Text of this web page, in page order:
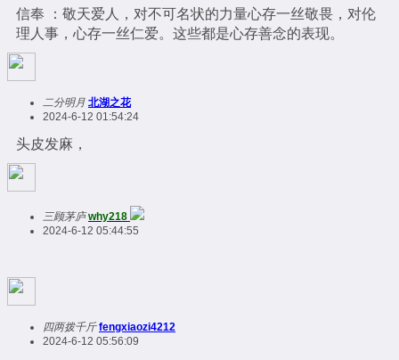
信奉 ：敬天爱人，对不可名状的力量心存一丝敬畏，对伦
理人事，心存一丝仁爱。这些都是心存善念的表现。
二分明月 北湖之花
2024-6-12 01:54:24
头皮发麻，
三顾茅庐 why218
2024-6-12 05:44:55
四两拨千斤 fengxiaozi4212
2024-6-12 05:56:09